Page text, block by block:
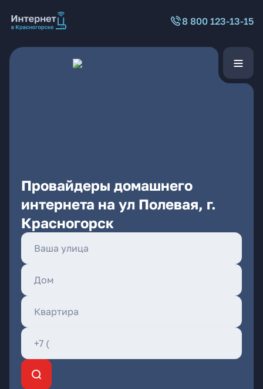
8 800 123-13-15
Провайдеры домашнего
интернета на ул Полевая, г.
Красногорск